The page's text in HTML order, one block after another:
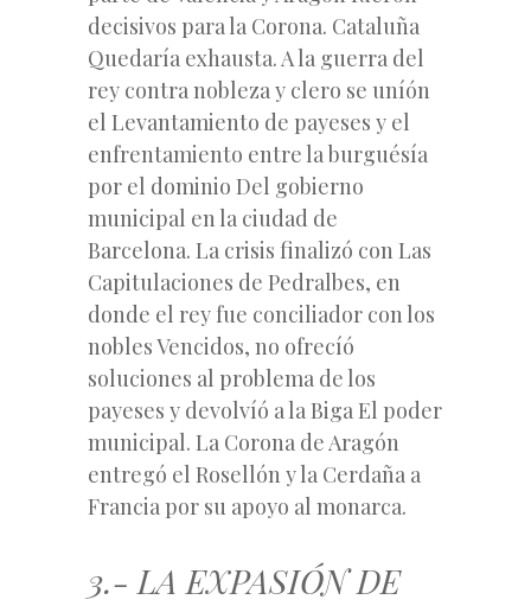
decisivos para la Corona. Cataluña
Quedaría exhausta. A la guerra del
rey contra nobleza y clero se uníón
el Levantamiento de payeses y el
enfrentamiento entre la burguésía
por el dominio Del gobierno
municipal en la ciudad de
Barcelona. La crisis finalizó con Las
Capitulaciones de Pedralbes, en
donde el rey fue conciliador con los
nobles Vencidos, no ofrecíó
soluciones al problema de los
payeses y devolvíó a la Biga El poder
municipal. La Corona de Aragón
entregó el Rosellón y la Cerdaña a
Francia por su apoyo al monarca.
3.- LA EXPASIÓN DE